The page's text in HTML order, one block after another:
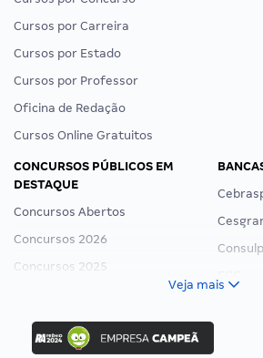
Cursos por Carreira
Cursos por Estado
Cursos por Professor
Oficina de Redação
Cursos Online Gratuitos
CONCURSOS PÚBLICOS EM
DESTAQUE
Concursos Abertos
Concursos 2026
Concursos 2025
Concurso Ibama
Concurso MPU
Veja mais